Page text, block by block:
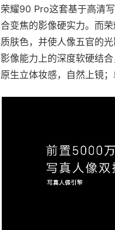
荣耀90 Pro这套基于高清
合变焦的影像硬实力。而
质肤色，并使人像五官的
影像能力上的深度软硬结
原生立体妆感，自然上镜